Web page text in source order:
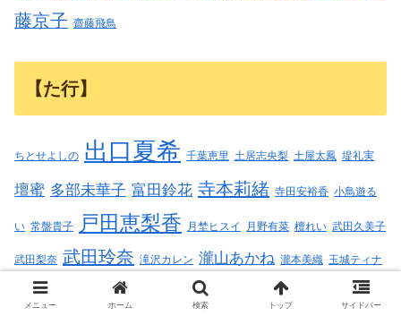
藤京子 齋藤飛鳥
【た行】
ちとせよしの 出口夏希 千葉恵里 土居志央梨 土屋太鳳 堤礼実
壇蜜 多部未華子 富田鈴花 寺本莉緒 寺田安裕香 小鳥遊る
い 常盤貴子 戸田恵梨香 月埜ヒスイ 月野有菜 檀れい 武田久美子
武田梨奈 武田玲奈 滝沢カレン 瀧山あかね 瀧本美織 玉城ティナ
玉田志織 田中みな実 田中瞳 田口真彩 田村真佑
メニュー ホーム 検索 トップ サイドバー